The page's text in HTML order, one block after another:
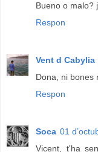
Bueno o malo?
Respon
Vent d Cabylia
Dona, ni bones
Respon
Soca 01
Vicent, t'ha